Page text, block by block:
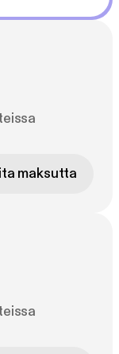
maksutta